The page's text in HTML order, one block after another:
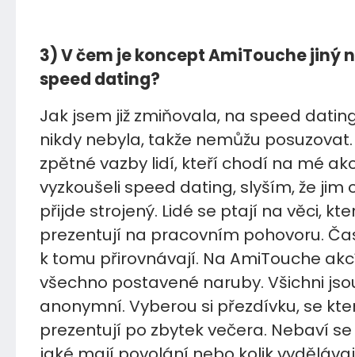
3) V čem je koncept AmiTouche jiný
speed dating?
Jak jsem již zmiňovala, na speed
nikdy nebyla, takže nemůžu posuzovat.
zpětné vazby lidí, kteří chodí na mé
vyzkoušeli speed dating, slyším, že jim
přijde strojený. Lidé se ptají na věci,
prezentují na pracovním pohovoru.
k tomu přirovnávají. Na AmiTouche
všechno postavené naruby. Všichni
anonymní. Vyberou si přezdívku, se
prezentují po zbytek večera. Nebaví